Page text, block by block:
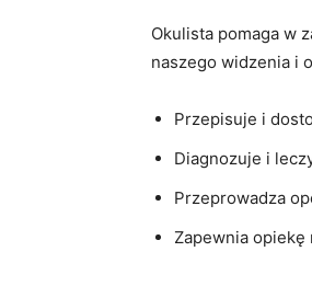
Okulista pomaga w
naszego widzenia i
Przepisuje i
Diagnozuje i
Przeprowadza
Zapewnia opiekę